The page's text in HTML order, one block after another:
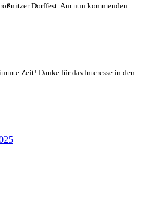
Dorffest. Am nun kommenden
Zeit! Danke für das Interesse in den...